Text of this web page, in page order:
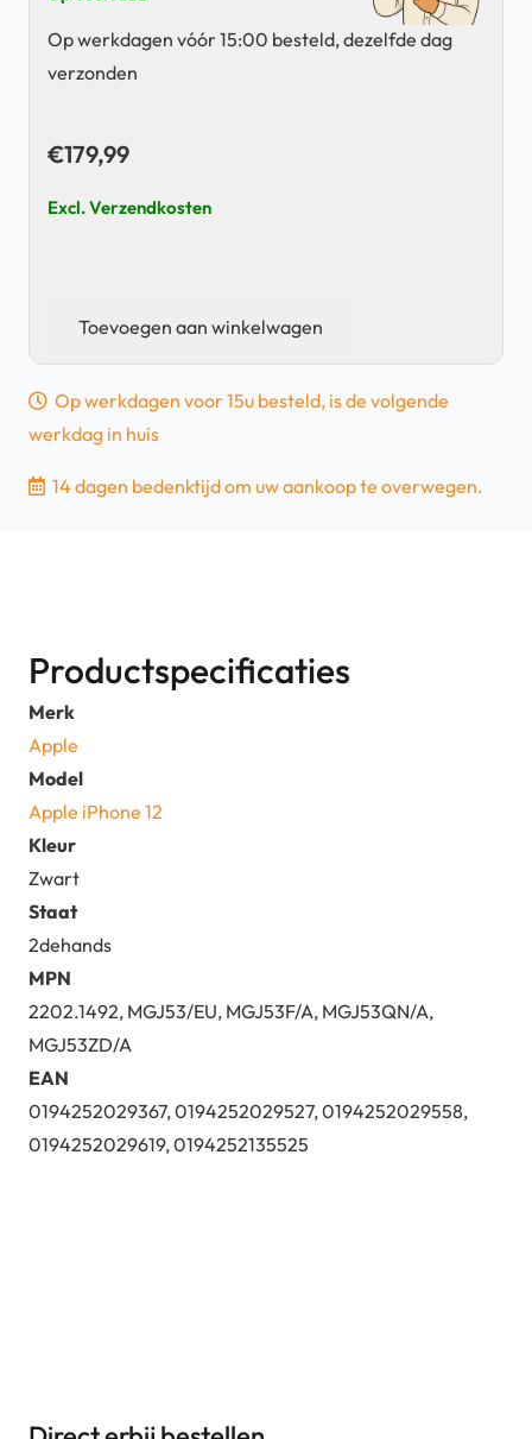
Op werkdagen vóór 15:00 besteld, dezelfde dag
verzonden
€179,99
Excl. Verzendkosten
iPhone
12
-
64GB
aantal
Toevoegen aan winkelwagen
Op werkdagen voor 15u besteld, is de volgende
werkdag in huis
14 dagen bedenktijd om uw aankoop te overwegen.
Productspecificaties
Merk
Apple
Model
Apple iPhone 12
Kleur
Zwart
Staat
2dehands
MPN
2202.1492, MGJ53/EU, MGJ53F/A, MGJ53QN/A,
MGJ53ZD/A
EAN
0194252029367, 0194252029527, 0194252029558,
0194252029619, 0194252135525